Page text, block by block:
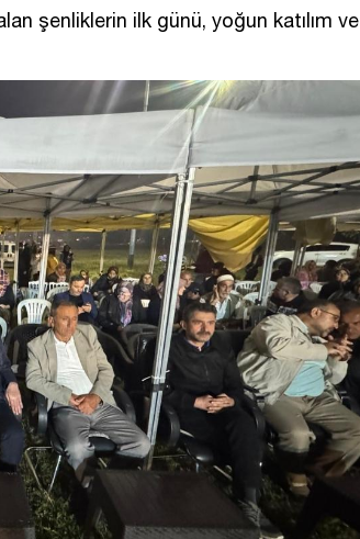
şenliklerin ilk günü, yoğun katılım ve